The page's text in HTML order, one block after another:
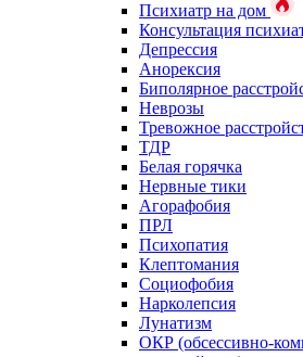
Психиатр на дом
Консультация
Депрессия
Анорексия
Биполярное
Неврозы
Тревожное
ТДР
Белая горячка
Нервные тики
Агорафобия
ПРЛ
Психопатия
Клептомания
Социофобия
Нарколепсия
Лунатизм
ОКР (обсессивно-